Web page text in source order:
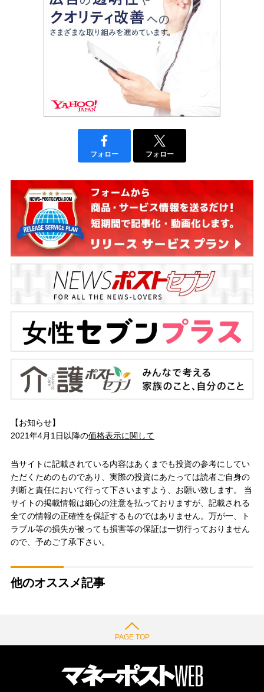
フォロー フォロー
【お知らせ】
2021年4月1日以降の価格表示に関して
当サイトに記載されている内容はあくまでも投資の参考にしてい
ただくためのものであり、実際の投資にあたっては読者ご自身の
判断と責任において行って下さいますよう、お願い致します。 当
サイトの掲載情報は細心の注意を払っておりますが、記載される
全ての情報の正確性を保証するものではありません。万が一、ト
ラブル等の損失が被っても損害等の保証は一切行っておりません
ので、予めご了承下さい。
他のオススメ記事
PAGE TOP